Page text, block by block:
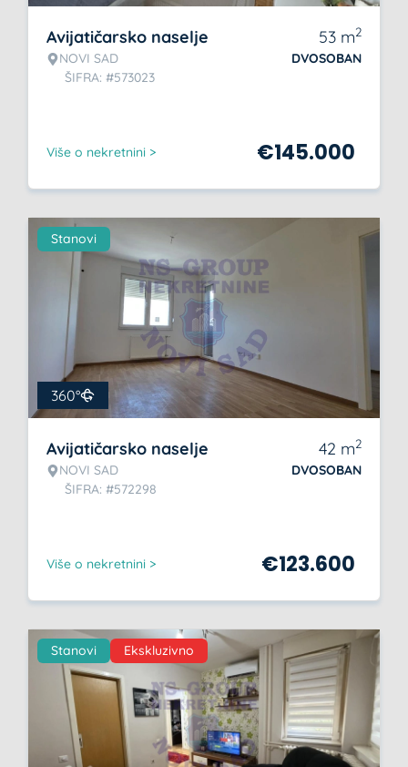
Avijatičarsko naselje
NOVI SAD
ŠIFRA: #573023
53 m2
DVOSOBAN
Više o nekretnini > €145.000
Stanovi
360°
Avijatičarsko naselje
NOVI SAD
ŠIFRA: #572298
42 m2
DVOSOBAN
Više o nekretnini > €123.600
Stanovi Ekskluzivno